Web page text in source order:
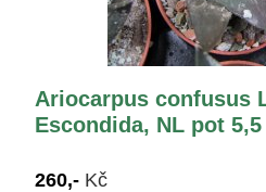
Ariocarpus confusus
Escondida, NL pot
260,- Kč